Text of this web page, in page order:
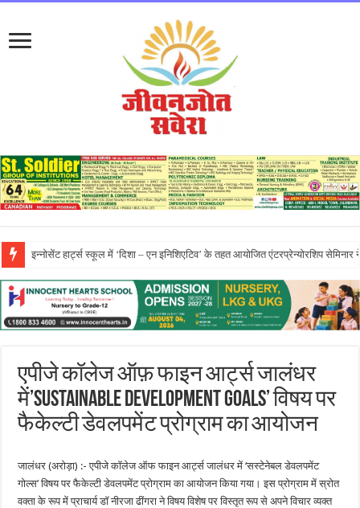
प्रो. (डॉ.) यादविंदर सिंह बराड़ ने आई.के. गुजराल पंजाब टेक्निकल यूनिवर्सिटी के वाइस-
एपीजे कॉलेज ऑफ़ फाइन आर्ट्स जालंधर
में’sustainable development goals’ विषय पर
फैकेल्टी डेवलपमेंट प्रोग्राम का आयोजन
जालंधर (अरोड़ा) :- एपीजे कॉलेज ऑफ फाइन आर्ट्स जालंधर में ‘सस्टेनेबल डेवलपमेंट
गोल्स’ विषय पर फैकेल्टी डेवलपमेंट प्रोग्राम का आयोजन किया गया। इस प्रोग्राम में स्रोत
वक्ता के रूप में प्राचार्य डॉ नीरजा ढींगरा ने विषय विशेष पर विस्तृत रूप से अपने विचार व्यक्त